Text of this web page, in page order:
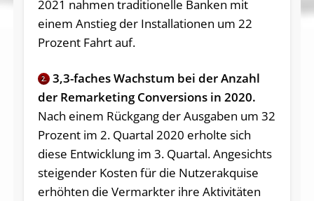
2021 nahmen traditionelle Banken mit
einem Anstieg der Installationen um 22
Prozent Fahrt auf.
2.
3,3-faches Wachstum bei der Anzahl
der Remarketing Conversions in 2020.
Nach einem Rückgang der Ausgaben um 32
Prozent im 2. Quartal 2020 erholte sich
diese Entwicklung im 3. Quartal. Angesichts
steigender Kosten für die Nutzerakquise
erhöhten die Vermarkter ihre Aktivitäten